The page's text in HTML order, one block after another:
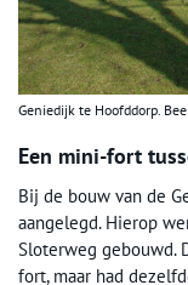
Geniedijk te Hoofddorp.
Een mini-fort
Bij de bouw van de
aangelegd. Hierop
Sloterweg gebouwd.
fort, maar had